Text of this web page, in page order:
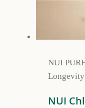
NUI
Longevity
NUI